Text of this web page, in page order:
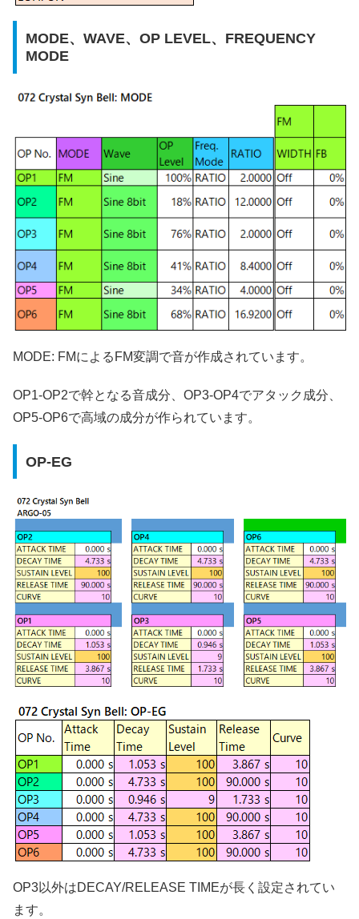
MODE、WAVE、OP LEVEL、FREQUENCY
MODE
MODE: FMによるFM変調で音が作成されています。
OP1-OP2で幹となる音成分、OP3-OP4でアタック成分、
OP5-OP6で高域の成分が作られています。
OP-EG
OP3以外はDECAY/RELEASE TIMEが長く設定されてい
ます。